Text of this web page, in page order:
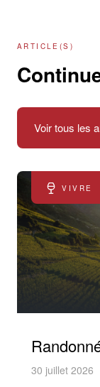
ARTICLE(S)
Voir tous les
VIVRE
30 juillet 2026